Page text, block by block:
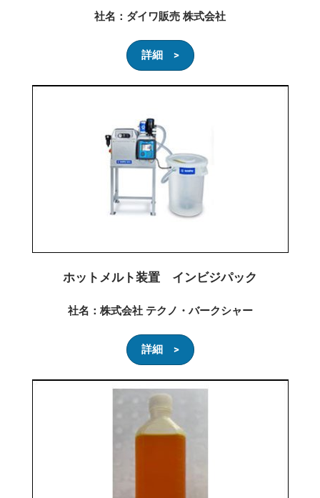
社名：ダイワ販売 株式会社
詳細 >
ホットメルト装置 インビジパック
社名：株式会社 テクノ・バークシャー
詳細 >